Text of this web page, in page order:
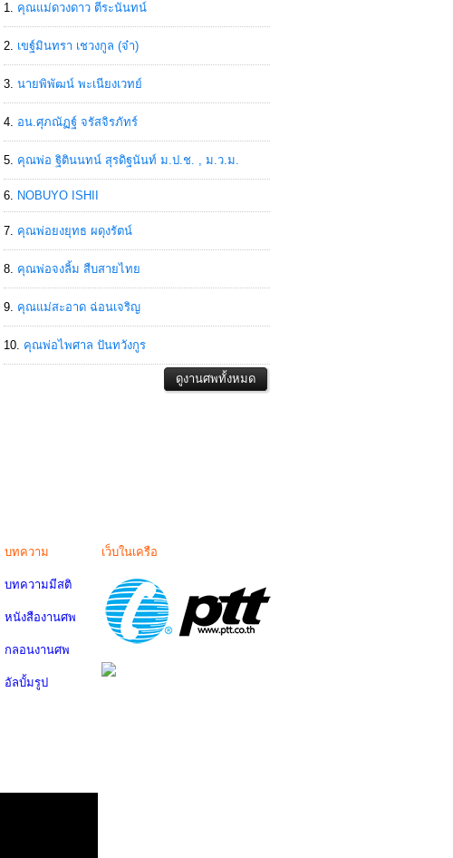
คุณแม่ดวงดาว ตีระนันทน์
เขฐ์มินทรา เชวงกูล (จ๋า)
นายพิพัฒน์ พะเนียงเวทย์
อน.ศุภณัฏฐ์ จรัสจิรภัทร์
คุณพ่อ ฐิตินนทน์ สุรดิฐนันท์ ม.ป.ช. , ม.ว.ม.
NOBUYO ISHII
คุณพ่อยงยุทธ ผดุงรัตน์
คุณพ่อจงลิ้ม สืบสายไทย
คุณแม่สะอาด ฉ่อนเจริญ
คุณพ่อไพศาล ปันทวังกูร
บทความ
บทความมีสติ
หนังสืองานศพ
กลอนงานศพ
อัลบั้มรูป
เว็บในเครือ